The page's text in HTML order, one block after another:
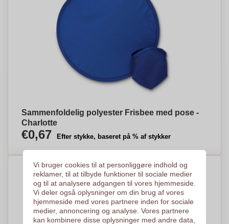
Sammenfoldelig polyester Frisbee med pose -
Charlotte
€0,67 Efter stykke, baseret på % af stykker
Vi bruger cookies til at personliggøre indhold og
reklamer, til at tilbyde funktioner til sociale medier
og til at analysere adgangen til vores hjemmeside.
Vi deler også oplysninger om din brug af vores
hjemmeside med vores partnere inden for sociale
medier, annoncering og analyse. Vores partnere
kan kombinere disse oplysninger med andre data,